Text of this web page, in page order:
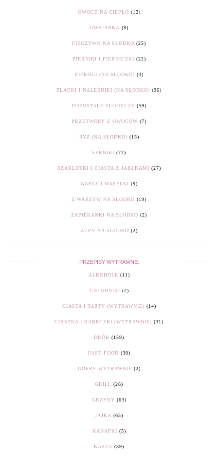
OWOCE NA CIEPŁO (12)
OWSIANKA (8)
PIECZYWO NA SŁODKO (25)
PIERNIKI I PIERNICZKI (22)
PIEROGI (NA SŁODKO) (3)
PLACKI I NALEŚNIKI (NA SŁODKO) (96)
POZOSTAŁE SŁODYCZE (59)
PRZETWORY Z OWOCÓW (7)
RYŻ (NA SŁODKO) (15)
SERNIKI (72)
SZARLOTKI I CIASTA Z JABŁKAMI (27)
WAFLE I WAFELKI (9)
Z WARZYW NA SŁODKO (19)
ZAPIEKANKI NA SŁODKO (2)
ZUPY NA SŁODKO (2)
PRZEPISY WYTRAWNE:
ALKOHOLE (11)
CHŁODNIKI (2)
CIASTA I TARTY (WYTRAWNIE) (14)
CIASTKA I BABECZKI (WYTRAWNIE) (31)
DRÓB (159)
FAST FOOD (30)
GOFRY WYTRAWNIE (2)
GRILL (26)
GRZYBY (63)
JAJKA (65)
KANAPKI (5)
KASZA (39)